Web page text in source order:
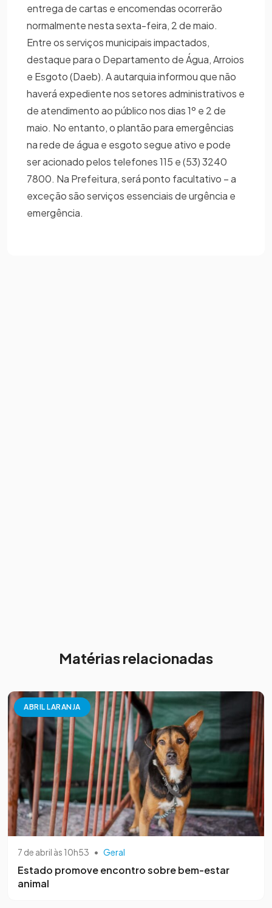
entrega de cartas e encomendas ocorrerão
normalmente nesta sexta-feira, 2 de maio.
Entre os serviços municipais impactados,
destaque para o Departamento de Água, Arroios
e Esgoto (Daeb). A autarquia informou que não
haverá expediente nos setores administrativos e
de atendimento ao público nos dias 1º e 2 de
maio. No entanto, o plantão para emergências
na rede de água e esgoto segue ativo e pode
ser acionado pelos telefones 115 e (53) 3240
7800. Na Prefeitura, será ponto facultativo – a
exceção são serviços essenciais de urgência e
emergência.
Matérias relacionadas
ABRIL LARANJA
7 de abril às 10h53 • Geral
Estado promove encontro sobre bem-estar
animal